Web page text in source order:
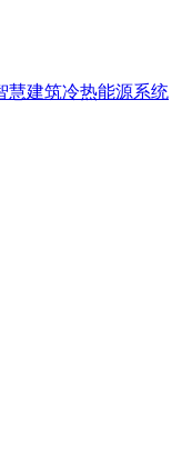
慧建筑冷热能源系统